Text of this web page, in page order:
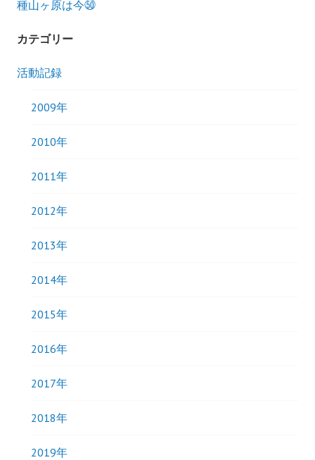
種山ヶ原は今㊿
カテゴリー
活動記録
2009年
2010年
2011年
2012年
2013年
2014年
2015年
2016年
2017年
2018年
2019年